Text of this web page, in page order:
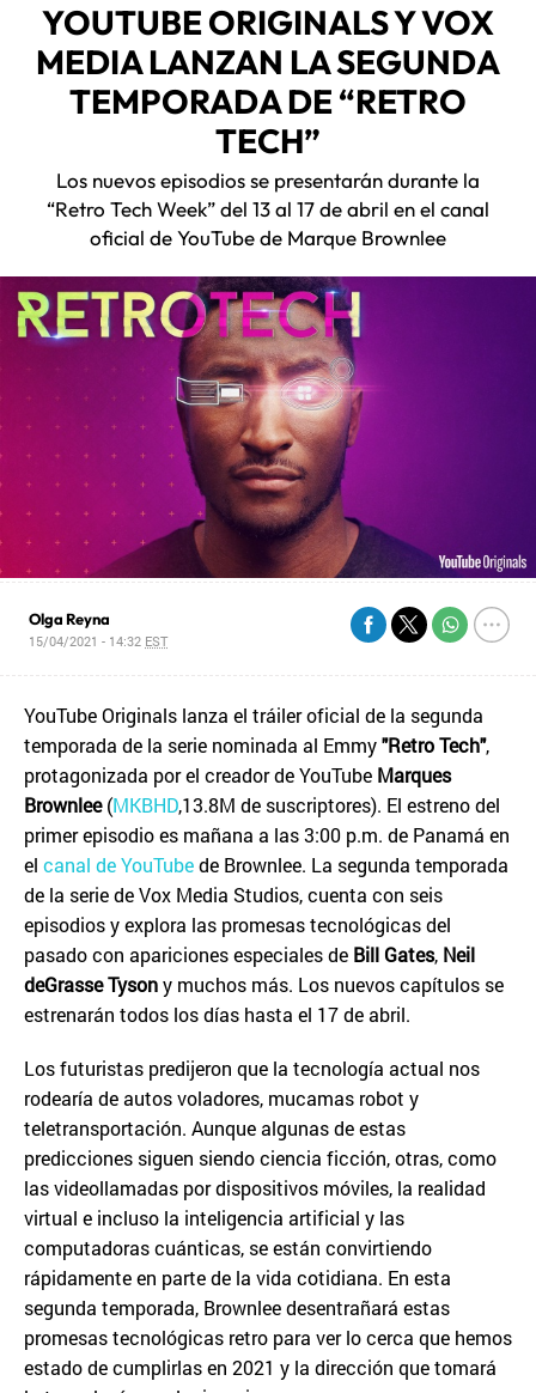
YOUTUBE ORIGINALS Y VOX
MEDIA LANZAN LA SEGUNDA
TEMPORADA DE “RETRO
TECH”
Los nuevos episodios se presentarán durante la
“Retro Tech Week” del 13 al 17 de abril en el canal
oficial de YouTube de Marque Brownlee
Olga Reyna
15/04/2021 - 14:32 EST
YouTube Originals lanza el tráiler oficial de la segunda
temporada de la serie nominada al Emmy"Retro Tech",
protagonizada por el creador de YouTube Marques
Brownlee(MKBHD,13.8M de suscriptores). El estreno del
primer episodio es mañana a las 3:00 p.m. de Panamá en
el canal de YouTubede Brownlee. La segunda temporada
de la serie de Vox Media Studios, cuenta con seis
episodios y explora las promesas tecnológicas del
pasado con apariciones especiales de Bill Gates, Neil
deGrasse Tysony muchos más. Los nuevos capítulos se
estrenarán todos los días hasta el 17 de abril.
Los futuristas predijeron que la tecnología actual nos
rodearía de autos voladores, mucamas robot y
teletransportación. Aunque algunas de estas
predicciones siguen siendo ciencia ficción, otras, como
las videollamadas por dispositivos móviles, la realidad
virtual e incluso la inteligencia artificial y las
computadoras cuánticas, se están convirtiendo
rápidamente en parte de la vida cotidiana. En esta
segunda temporada, Brownlee desentrañará estas
promesas tecnológicas retro para ver lo cerca que hemos
estado de cumplirlas en 2021 y la dirección que tomará